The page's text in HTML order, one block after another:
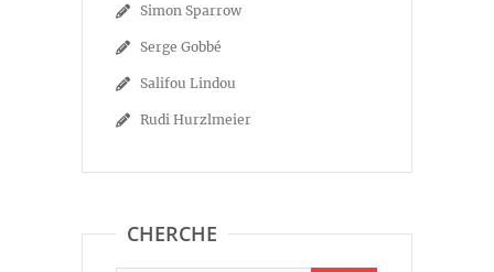
Simon Sparrow
Serge Gobbé
Salifou Lindou
Rudi Hurzlmeier
CHERCHE